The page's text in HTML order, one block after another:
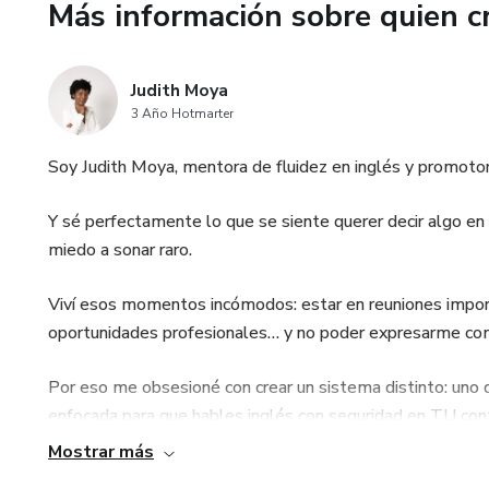
Más información sobre quien
Judith Moya
3 Año Hotmarter
Soy Judith Moya, mentora de fluidez en inglés y
Y sé perfectamente lo que se siente querer decir algo
miedo a sonar raro.
Viví esos momentos incómodos: estar en reuniones
oportunidades profesionales… y no poder expresarme
Por eso me obsesioné con crear un sistema distinto: uno
enfocada para que hables inglés con seguridad en TU
Mostrar más